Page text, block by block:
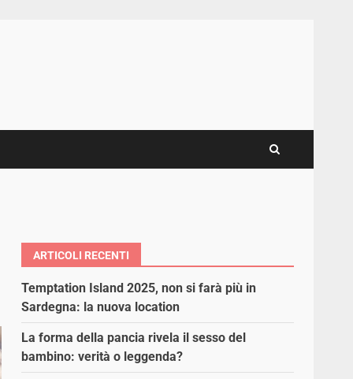
ARTICOLI RECENTI
Temptation Island 2025, non si farà più in
Sardegna: la nuova location
La forma della pancia rivela il sesso del
bambino: verità o leggenda?